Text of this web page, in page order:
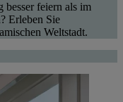
besser feiern als im
Erleben Sie
Weltstadt.